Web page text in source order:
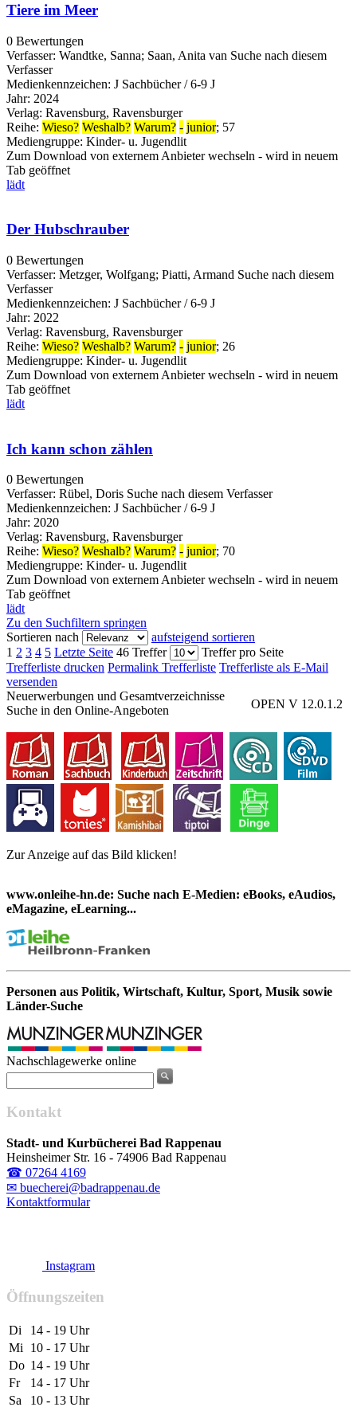
Tiere im Meer
0 Bewertungen
Verfasser: Wandtke, Sanna; Saan, Anita van Suche nach diesem
Verfasser
Medienkennzeichen: J Sachbücher / 6-9 J
Jahr: 2024
Verlag: Ravensburg, Ravensburger
Reihe: Wieso? Weshalb? Warum? - junior; 57
Mediengruppe: Kinder- u. Jugendlit
Zum Download von externem Anbieter wechseln - wird in neuem
Tab geöffnet
lädt
Der Hubschrauber
0 Bewertungen
Verfasser: Metzger, Wolfgang; Piatti, Armand Suche nach diesem
Verfasser
Medienkennzeichen: J Sachbücher / 6-9 J
Jahr: 2022
Verlag: Ravensburg, Ravensburger
Reihe: Wieso? Weshalb? Warum? - junior; 26
Mediengruppe: Kinder- u. Jugendlit
Zum Download von externem Anbieter wechseln - wird in neuem
Tab geöffnet
lädt
Ich kann schon zählen
0 Bewertungen
Verfasser: Rübel, Doris Suche nach diesem Verfasser
Medienkennzeichen: J Sachbücher / 6-9 J
Jahr: 2020
Verlag: Ravensburg, Ravensburger
Reihe: Wieso? Weshalb? Warum? - junior; 70
Mediengruppe: Kinder- u. Jugendlit
Zum Download von externem Anbieter wechseln - wird in neuem
Tab geöffnet
lädt
Zu den Suchfiltern springen
Sortieren nach
aufsteigend sortieren
1 2 3 4 5 Letzte Seite 46 Treffer
Treffer pro Seite
Trefferliste drucken Permalink Trefferliste Trefferliste als E-Mail
versenden
OPEN V 12.0.1.2
Neuerwerbungen und Gesamtverzeichnisse
Zur Anzeige auf das Bild klicken!
Suche in den Online-Angeboten
www.onleihe-hn.de: Suche nach E-Medien: eBooks, eAudios,
eMagazine, eLearning...
Personen aus Politik, Wirtschaft, Kultur, Sport, Musik sowie
Länder-Suche
Nachschlagewerke online
Kontakt
Stadt- und Kurbücherei Bad Rappenau
Heinsheimer Str. 16 - 74906 Bad Rappenau
☎ 07264 4169
✉ buecherei@badrappenau.de
Kontaktformular
Instagram
Öffnungszeiten
Di
14 - 19 Uhr
Mi
10 - 17 Uhr
Do 14 - 19 Uhr
Fr
14 - 17 Uhr
Sa
10 - 13 Uhr